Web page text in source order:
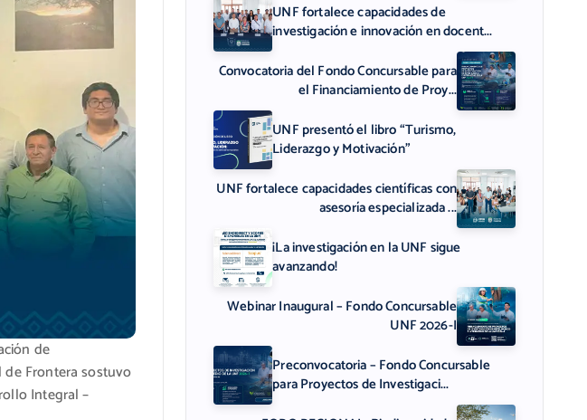
de
Frontera sostuvo
Integral –
UNF fortalece capacidades de
investigación e innovación en docent...
Convocatoria del Fondo Concursable para
el Financiamiento de Proy...
UNF presentó el libro “Turismo,
Liderazgo y Motivación”
UNF fortalece capacidades científicas con
asesoría especializada ...
¡La investigación en la UNF sigue
avanzando!
Webinar Inaugural – Fondo Concursable
UNF 2026-I
Preconvocatoria – Fondo Concursable
para Proyectos de Investigaci...